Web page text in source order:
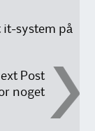
it-system på
Post
noget